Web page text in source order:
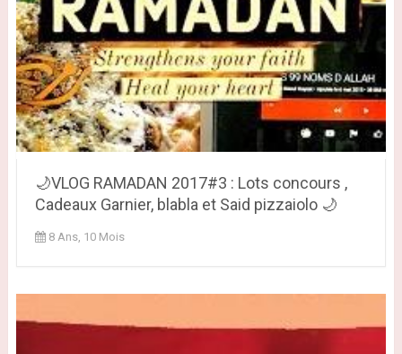
🌙VLOG RAMADAN 2017#3 : Lots concours ,
Cadeaux Garnier, blabla et Said pizzaiolo 🌙
8 Ans, 10 Mois